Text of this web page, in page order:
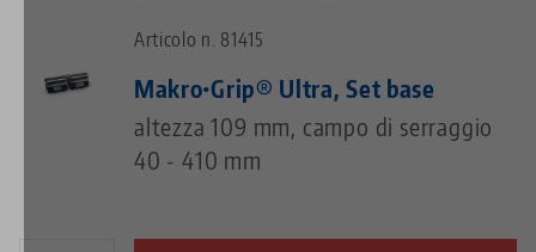
Articolo n. 81415
Makro•Grip® Ultra, Set base
altezza 109 mm, campo di serraggio
40 - 410 mm